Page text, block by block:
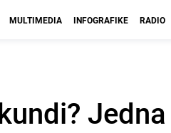
MULTIMEDIA INFOGRAFIKE RADIO